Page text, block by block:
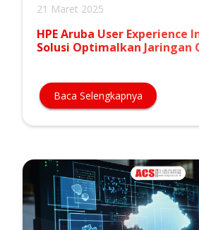
21 Maret 2025
HPE Aruba User Experience
Solusi Optimalkan Jaringan
Baca Selengkapnya